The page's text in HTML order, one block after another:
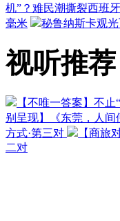
机”？难民潮撕裂西班
毫米
秘鲁纳斯卡观
视听推荐
【不唯一答案】不止
别呈现】《东莞，人
方式·第三对
【商旅
二对